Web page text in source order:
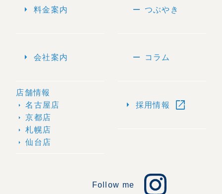
arrow_right 料金案内
arrow_right 会社案内
店舗情報
arrow_right 名古屋店
arrow_right 京都店
arrow_right 札幌店
arrow_right 仙台店
remove つぶやき
remove コラム
arrow_right 採用情報 open_in_new
Follow me